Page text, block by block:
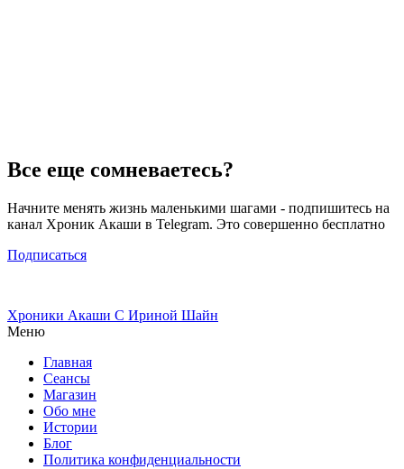
Все еще сомневаетесь?
Начните менять жизнь маленькими шагами - подпишитесь на
канал Хроник Акаши в Telegram. Это совершенно бесплатно
Подписаться
Хроники Акаши С Ириной Шайн
Меню
Главная
Сеансы
Магазин
Обо мне
Истории
Блог
Политика конфиденциальности